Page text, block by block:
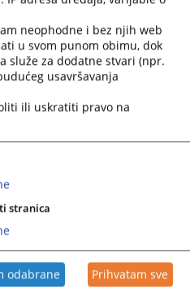
neophodne i bez njih web
u svom punom obimu, dok
služe za dodatne stvari (npr.
usavršavanja
ili uskratiti pravo na
stranica
odabrane Prihvatam sve